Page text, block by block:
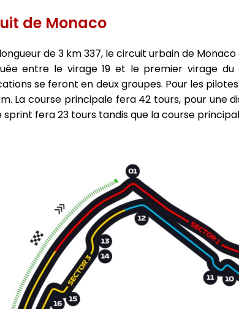
de Monaco
de 3 km 337, le circuit urbain de
entre le virage 19 et le premier virage
se feront en deux groupes. Pour les
km. La course principale fera 42 tours, pour une
sprint fera 23 tours tandis que la course